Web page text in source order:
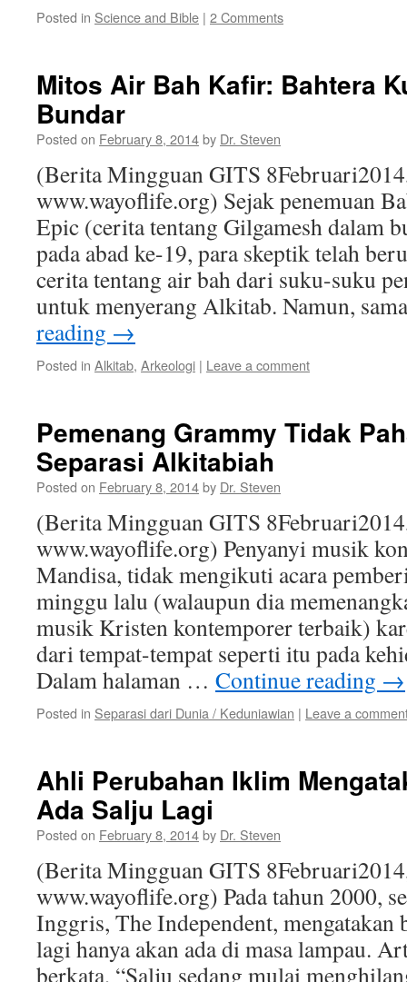
Posted in Science and Bible | 2 Comments
Mitos Air Bah Kafir: Bahtera
Bundar
Posted on February 8, 2014by Dr. Steven
(Berita Mingguan GITS
www.wayoflife.org) Sejak penemuan
Epic (cerita tentang Gilgamesh dalam
pada abad ke-19, para skeptik telah
cerita tentang air bah dari suku-suku
untuk menyerang Alkitab. Namun,
reading →
Posted in Alkitab, Arkeologi | Leave a comment
Pemenang Grammy Tidak
Separasi Alkitabiah
Posted on February 8, 2014by Dr. Steven
(Berita Mingguan GITS
www.wayoflife.org) Penyanyi musik
Mandisa, tidak mengikuti acara
minggu lalu (walaupun dia
musik Kristen kontemporer terbaik)
dari tempat-tempat seperti itu pada
Dalam halaman … Continue reading →
Posted in Separasi dari Dunia / Keduniawian | Leave a
Ahli Perubahan Iklim
Ada Salju Lagi
Posted on February 8, 2014by Dr. Steven
(Berita Mingguan GITS
www.wayoflife.org) Pada tahun 2000,
Inggris, The Independent, mengatakan
lagi hanya akan ada di masa lampau.
berkata, “Salju sedang mulai